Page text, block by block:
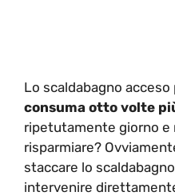
Lo scaldabagno
consuma otto volte
ripetutamente giorno e
risparmiare?
staccare lo
intervenire